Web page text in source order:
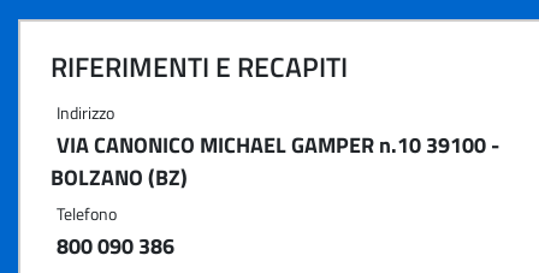
RIFERIMENTI E RECAPITI
Indirizzo
VIA CANONICO MICHAEL GAMPER n.10 39100 -
BOLZANO (BZ)
Telefono
800 090 386